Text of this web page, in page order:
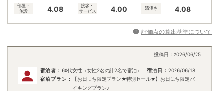
部屋・
施設
4.08
接客・
サービス
4.00 清潔さ 4.08
評価点の算出基準について
投稿日： 2026/06/25
宿泊者： 60代女性（女性2名の計2名で宿泊） 宿泊日： 2026/06/18
宿泊プラン：
【お日にち限定プラン★特別セール★】お日にち限定バ
イキングプラン♪